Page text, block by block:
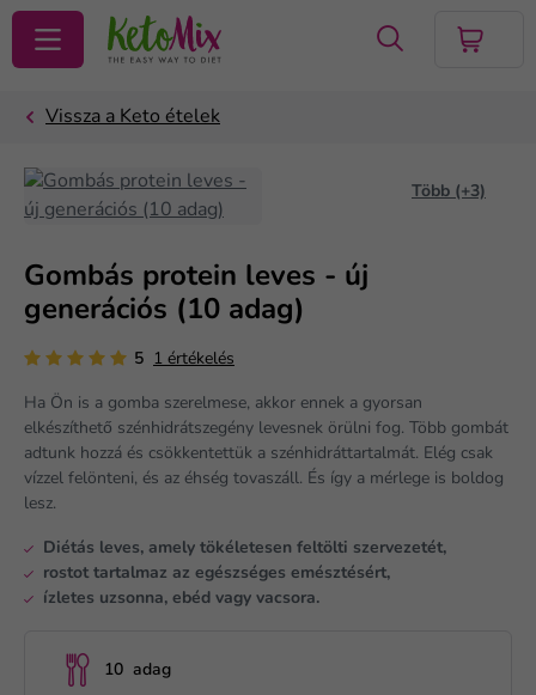
KERESÉS
Több (+3)
Gombás protein leves - új
generációs (10 adag)
5 1 értékelés
Ha Ön is a gomba szerelmese, akkor ennek a gyorsan
elkészíthető szénhidrátszegény levesnek örülni fog. Több gombát
adtunk hozzá és csökkentettük a szénhidráttartalmát. Elég csak
vízzel felönteni, és az éhség tovaszáll. És így a mérlege is boldog
lesz.
Diétás leves, amely tökéletesen feltölti szervezetét,
rostot tartalmaz az egészséges emésztésért,
ízletes uzsonna, ebéd vagy vacsora.
10 adag